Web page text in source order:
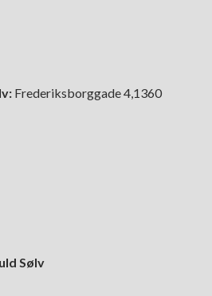
Frederiksborggade 4,1360
Sølv